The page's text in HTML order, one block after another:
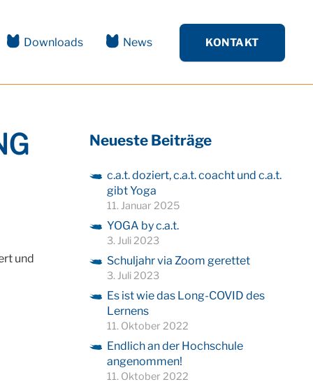
Downloads News KONTAKT
und
Neueste Beiträge
c.a.t. doziert, c.a.t. coacht und c.a.t.
gibt Yoga
11. Januar 2025
YOGA by c.a.t.
3. Juli 2023
Schuljahr via Zoom gerettet
3. Juli 2023
Es ist wie das Long-COVID des
Lernens
11. Oktober 2022
Endlich an der Hochschule
angenommen!
11. Oktober 2022